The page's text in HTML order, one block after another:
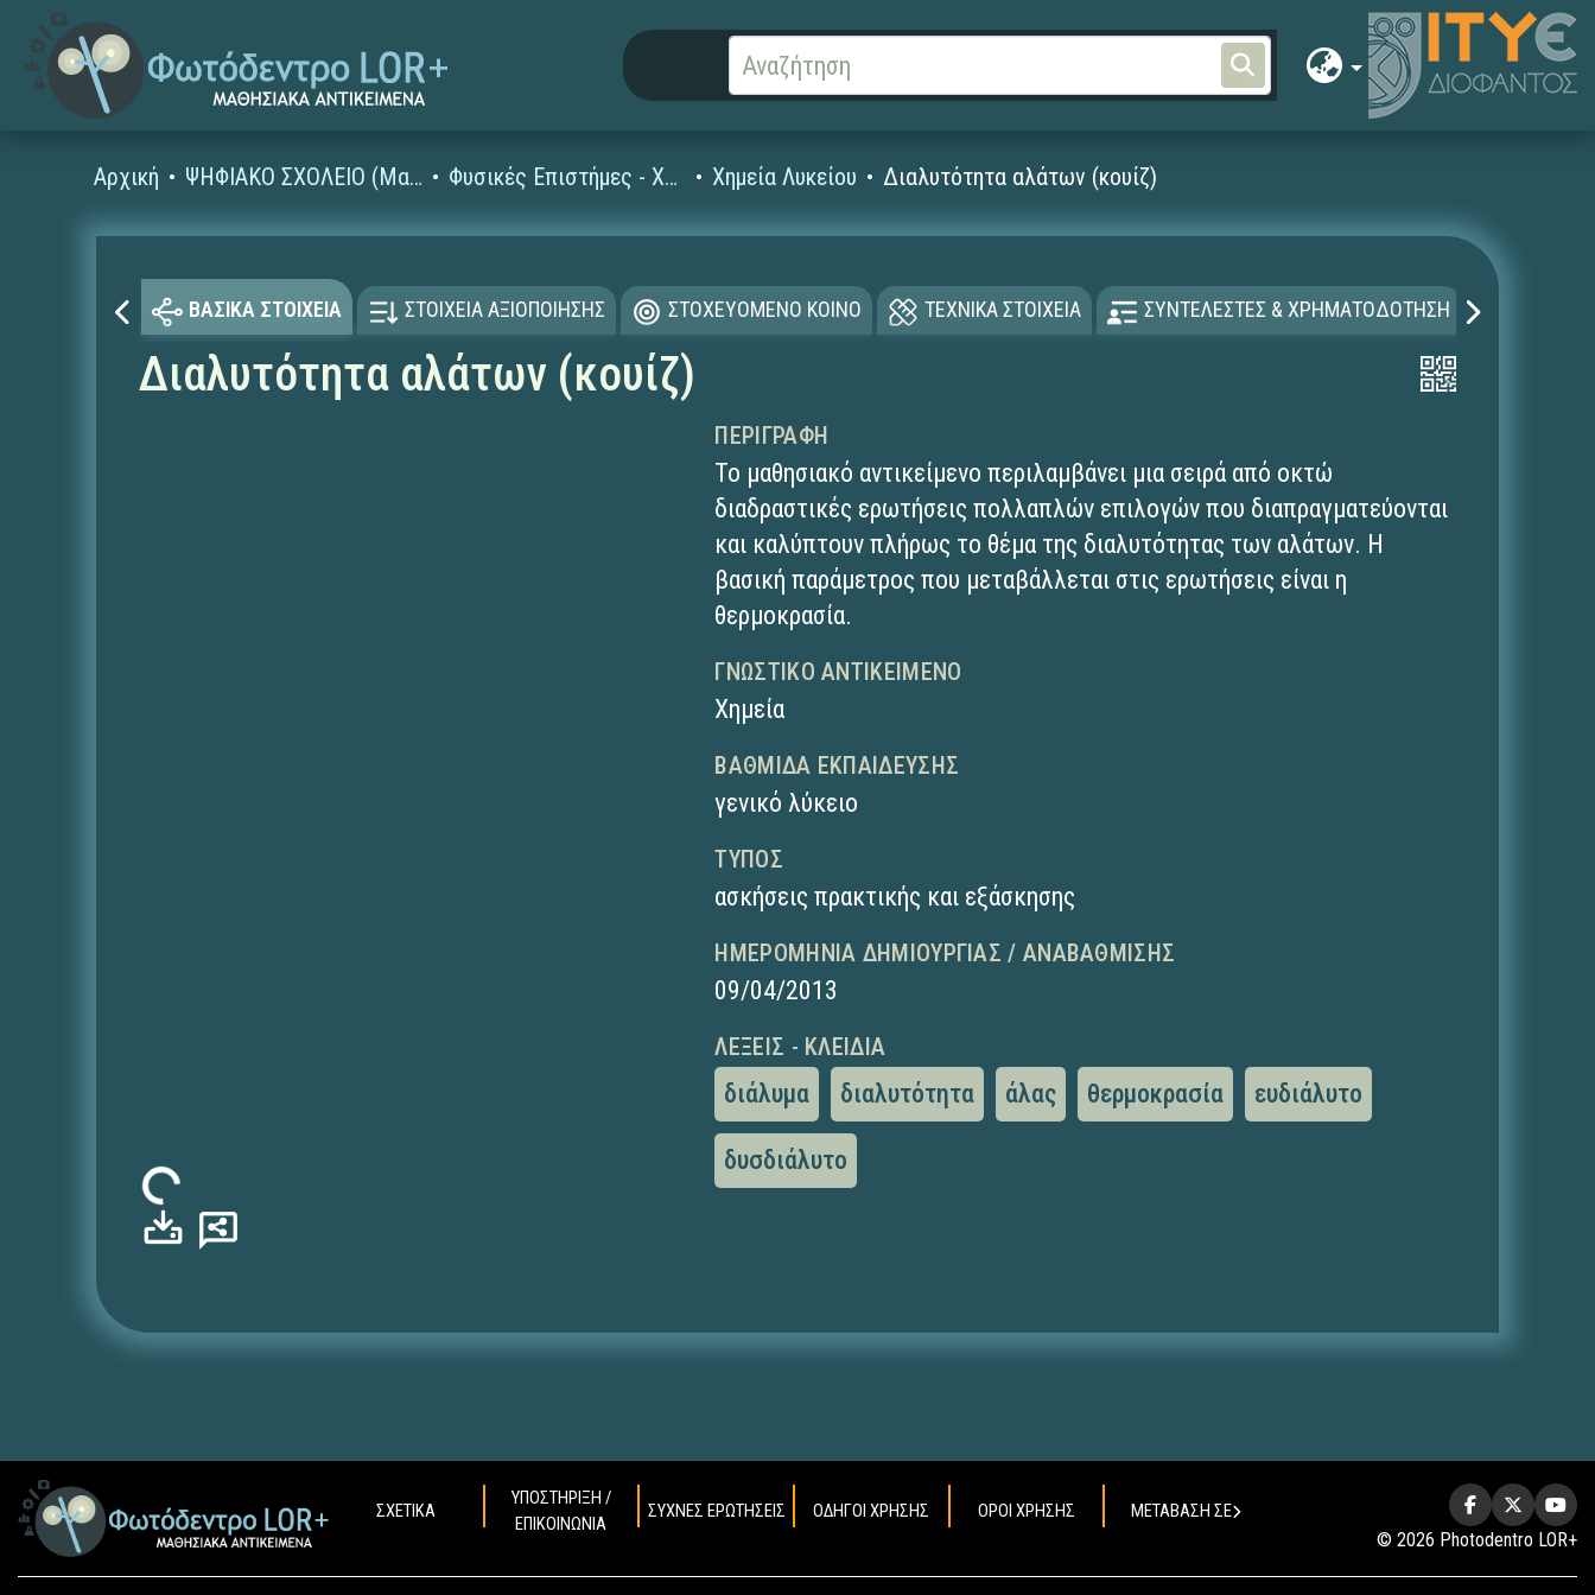
Αρχική ΨΗΦΙΑΚΟ ΣΧΟΛΕΙΟ (Μαθησιακά Αντικείμενα) Φυσικές Επιστήμες - Χημεία Χημεία Λυκείου Διαλυτότητα αλάτων (κουίζ)
ΒΑΣΙΚΑ ΣΤΟΙΧΕΙΑ ΣΤΟΙΧΕΙΑ ΑΞΙΟΠΟΙΗΣΗΣ ΣΤΟΧΕΥΟΜΕΝΟ ΚΟΙΝΟ ΤΕΧΝΙΚΑ ΣΤΟΙΧΕΙΑ ΣΥΝΤΕΛΕΣΤΕΣ & ΧΡΗΜΑΤΟΔΟΤΗΣΗ
Διαλυτότητα αλάτων (κουίζ)
Φόρτωση...
ΠΕΡΙΓΡΑΦΉ
Το μαθησιακό αντικείμενο περιλαμβάνει μια σειρά από οκτώ
διαδραστικές ερωτήσεις πολλαπλών επιλογών που διαπραγματεύονται
και καλύπτουν πλήρως το θέμα της διαλυτότητας των αλάτων. Η
βασική παράμετρος που μεταβάλλεται στις ερωτήσεις είναι η
θερμοκρασία.
ΓΝΩΣΤΙΚΌ ΑΝΤΙΚΕΊΜΕΝΟ
Χημεία
ΒΑΘΜΊΔΑ ΕΚΠΑΊΔΕΥΣΗΣ
γενικό λύκειο
ΤΎΠΟΣ
ασκήσεις πρακτικής και εξάσκησης
ΗΜΕΡΟΜΗΝΊΑ ΔΗΜΙΟΥΡΓΊΑΣ / ΑΝΑΒΆΘΜΙΣΗΣ
09/04/2013
ΛΈΞΕΙΣ - ΚΛΕΙΔΙΆ
διάλυμα διαλυτότητα άλας θερμοκρασία ευδιάλυτο
δυσδιάλυτο
ΣΧΕΤΙΚΑ
ΥΠΟΣΤΗΡΙΞΗ /
ΕΠΙΚΟΙΝΩΝΙΑ
ΣΥΧΝΕΣ ΕΡΩΤΗΣΕΙΣ ΟΔΗΓΟΙ ΧΡΗΣΗΣ ΟΡΟΙ ΧΡΗΣΗΣ ΜΕΤΑΒΑΣΗ ΣΕ
© 2026 Photodentro LOR+